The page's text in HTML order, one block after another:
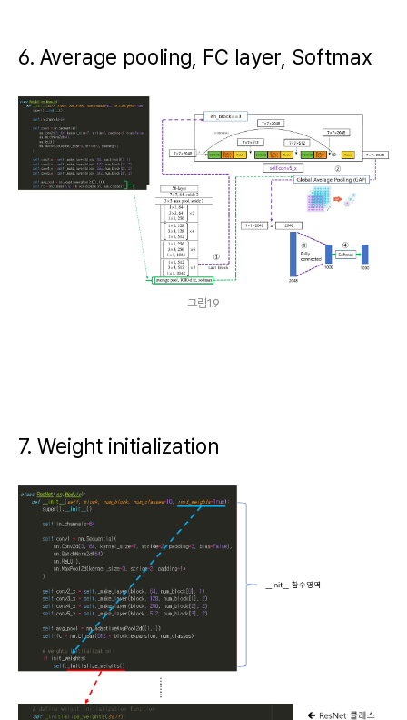
6. Average pooling, FC layer, Softmax
그림19
7. Weight initialization